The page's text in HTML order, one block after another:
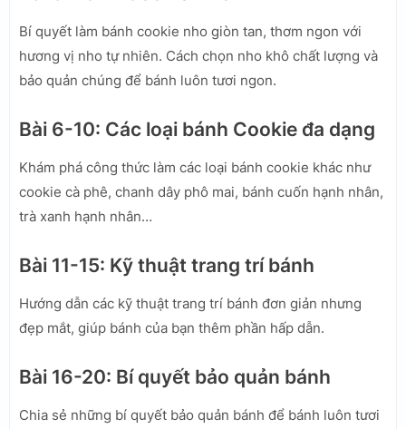
Bí quyết làm bánh cookie nho giòn tan, thơm ngon với
hương vị nho tự nhiên. Cách chọn nho khô chất lượng và
bảo quản chúng để bánh luôn tươi ngon.
Bài 6-10: Các loại bánh Cookie đa dạng
Khám phá công thức làm các loại bánh cookie khác như
cookie cà phê, chanh dây phô mai, bánh cuốn hạnh nhân,
trà xanh hạnh nhân…
Bài 11-15: Kỹ thuật trang trí bánh
Hướng dẫn các kỹ thuật trang trí bánh đơn giản nhưng
đẹp mắt, giúp bánh của bạn thêm phần hấp dẫn.
Bài 16-20: Bí quyết bảo quản bánh
Chia sẻ những bí quyết bảo quản bánh để bánh luôn tươi